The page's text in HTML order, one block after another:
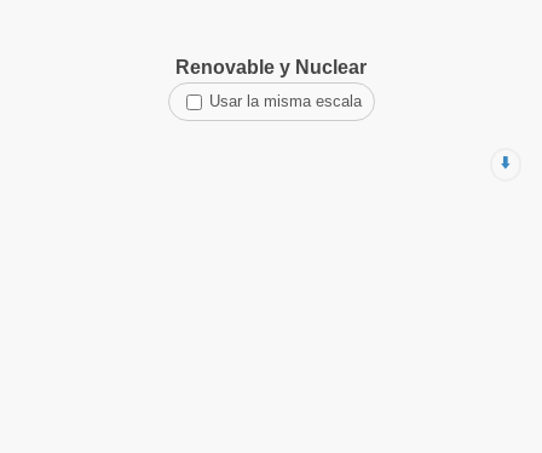
Renovable y Nuclear
Usar la misma escala
⬇️